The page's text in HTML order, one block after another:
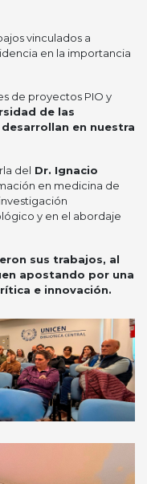
vinculados a
en la importancia
de proyectos PIO y
de las
en nuestra
del Dr. Ignacio
en medicina de
y en el abordaje
sus trabajos, al
apostando por una
e innovación.